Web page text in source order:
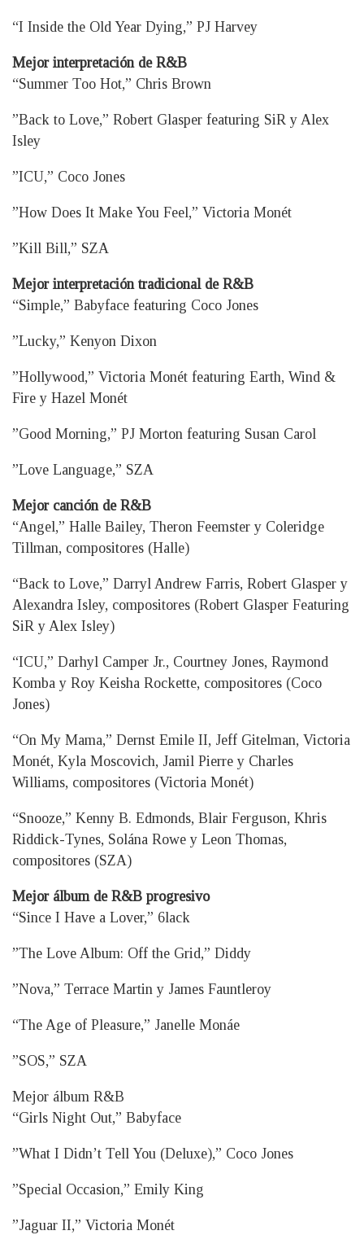
“I Inside the Old Year Dying,” PJ Harvey
Mejor interpretación de R&B
“Summer Too Hot,” Chris Brown
”Back to Love,” Robert Glasper featuring SiR y Alex
Isley
”ICU,” Coco Jones
”How Does It Make You Feel,” Victoria Monét
”Kill Bill,” SZA
Mejor interpretación tradicional de R&B
“Simple,” Babyface featuring Coco Jones
”Lucky,” Kenyon Dixon
”Hollywood,” Victoria Monét featuring Earth, Wind &
Fire y Hazel Monét
”Good Morning,” PJ Morton featuring Susan Carol
”Love Language,” SZA
Mejor canción de R&B
“Angel,” Halle Bailey, Theron Feemster y Coleridge
Tillman, compositores (Halle)
“Back to Love,” Darryl Andrew Farris, Robert Glasper y
Alexandra Isley, compositores (Robert Glasper Featuring
SiR y Alex Isley)
“ICU,” Darhyl Camper Jr., Courtney Jones, Raymond
Komba y Roy Keisha Rockette, compositores (Coco
Jones)
“On My Mama,” Dernst Emile II, Jeff Gitelman, Victoria
Monét, Kyla Moscovich, Jamil Pierre y Charles
Williams, compositores (Victoria Monét)
“Snooze,” Kenny B. Edmonds, Blair Ferguson, Khris
Riddick-Tynes, Solána Rowe y Leon Thomas,
compositores (SZA)
Mejor álbum de R&B progresivo
“Since I Have a Lover,” 6lack
”The Love Album: Off the Grid,” Diddy
”Nova,” Terrace Martin y James Fauntleroy
“The Age of Pleasure,” Janelle Monáe
”SOS,” SZA
Mejor álbum R&B
“Girls Night Out,” Babyface
”What I Didn’t Tell You (Deluxe),” Coco Jones
”Special Occasion,” Emily King
”Jaguar II,” Victoria Monét